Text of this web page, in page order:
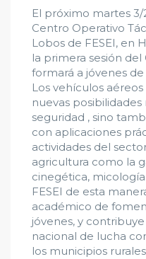
El próximo martes 3/
Centro Operativo
Lobos de FESEI, en
la primera sesión
formará a jóvenes
Los vehículos
nuevas
seguridad , sino
con aplicaciones
actividades del
agricultura como la
cinegética,
FESEI de esta
académico de
jóvenes, y
nacional de lucha
los municipios